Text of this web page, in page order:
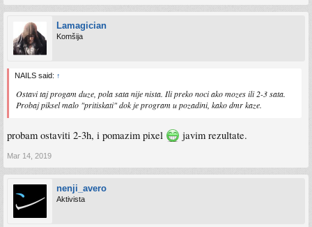
Lamagician
Komšija
NAILS said: ↑
Ostavi taj progam duze, pola sata nije nista. Ili preko noci ako mozes ili 2-3 sata.
Probaj piksel malo "pritiskati" dok je program u pozadini, kako dmr kaze.
probam ostaviti 2-3h, i pomazim pixel javim rezultate.
Mar 14, 2019
nenji_avero
Aktivista